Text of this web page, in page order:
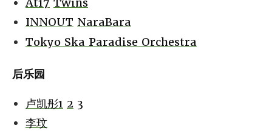
INNOUT NaraBara
Tokyo Ska Paradise Orchestra
后乐园
卢凯彤1 2 3
李玟